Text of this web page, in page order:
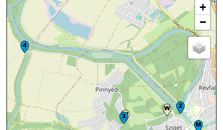
+
−